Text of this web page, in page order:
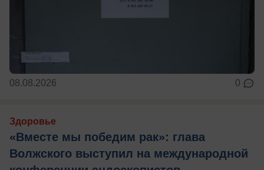
08.08.2026 0
Здоровье
«Вместе мы победим рак»: глава
Волжского выступил на международной